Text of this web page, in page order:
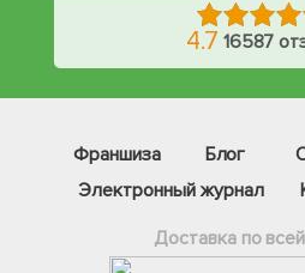
4.7 16587
Франшиза Блог
Электронный журнал
Доставка по